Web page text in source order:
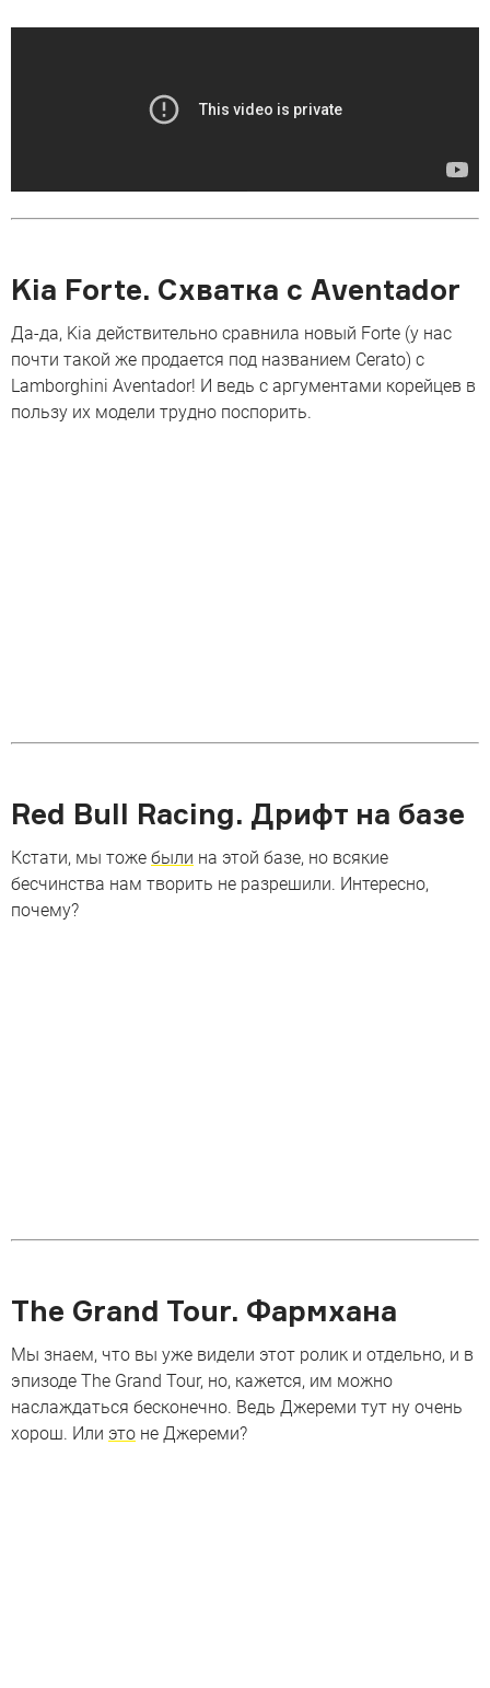
Kia Forte. Схватка с Aventador
Да-да, Kia действительно сравнила новый Forte (у нас
почти такой же продается под названием Cerato) с
Lamborghini Aventador! И ведь с аргументами корейцев в
пользу их модели трудно поспорить.
Red Bull Racing. Дрифт на базе
Кстати, мы тоже были на этой базе, но всякие
бесчинства нам творить не разрешили. Интересно,
почему?
The Grand Tour. Фармхана
Мы знаем, что вы уже видели этот ролик и отдельно, и в
эпизоде The Grand Tour, но, кажется, им можно
наслаждаться бесконечно. Ведь Джереми тут ну очень
хорош. Или это не Джереми?